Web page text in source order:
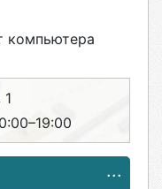
компьютера
29